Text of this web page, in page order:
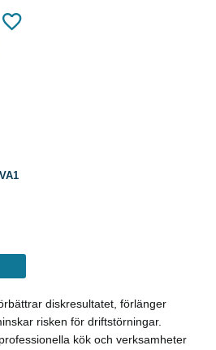
diskresultatet, förlänger
risken för driftstörningar.
kök och verksamheter